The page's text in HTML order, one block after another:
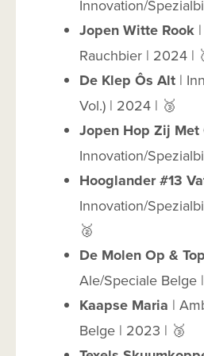
Innovation/
Jopen Witte Rook
Rauchbier | 2024 |
De Klep Ôs Alt |
Vol.) | 2024 | 🥉
Jopen Hop Zij Met
Innovation/
Hooglander #13
Innovation/
🥈
De Molen Op & Top
Ale/Speciale Belge
Kaapse Maria |
Belge | 2023 | 🥉